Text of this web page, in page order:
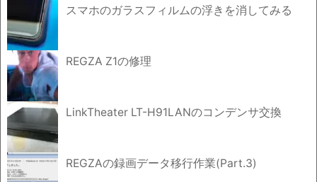
スマホのガラスフィルムの浮きを消してみる
REGZA Z1の修理
LinkTheater LT-H91LANのコンデンサ交換
REGZAの録画データ移行作業(Part.3)